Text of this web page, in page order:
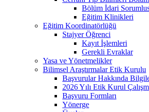
Bölüm İdari
Eğitim Klinikleri
Eğitim Koordinatörlüğü
Stajyer Öğrenci
Kayıt İşlemleri
Gerekli Evraklar
Yasa ve Yönetmelikler
Bilimsel Araştırmalar Etik Kurulu
Başvurular Hakkında
2026 Yılı Etik Kurul
Başvuru Formları
Yönerge